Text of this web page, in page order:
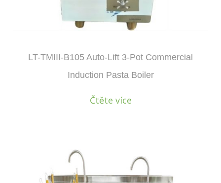
LT-TMIII-B105 Auto-Lift 3-Pot Commercial
Induction Pasta Boiler
Čtěte více